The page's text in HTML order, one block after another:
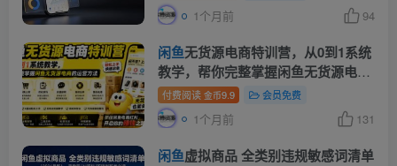
1个月前 94
闲鱼无货源电商特训营，从0到1系统
教学，帮你完整掌握闲鱼无货源电商
的运营方法
付费阅读 金币9.9 会员免费
1个月前 131
闲鱼虚拟商品 全类别违规敏感词清单